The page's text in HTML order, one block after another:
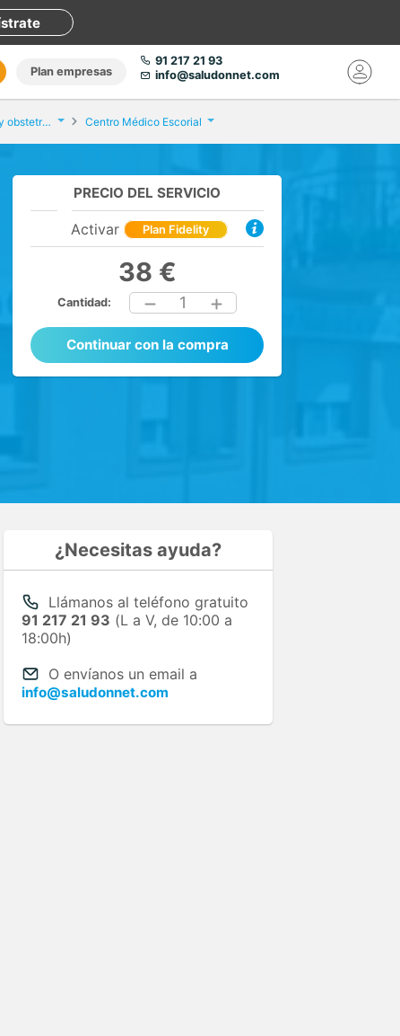
Plan empresas
91 217 21 93
info@saludonnet.com
Consulta de Ginecología y obstetricia Centro Médico Escorial
PRECIO DEL SERVICIO
Activar Plan Fidelity
38 €
Cantidad: 1
Continuar con la compra
¿Necesitas ayuda?
Llámanos al teléfono gratuito
91 217 21 93 (L a V, de 10:00 a
18:00h)
O envíanos un email a
info@saludonnet.com